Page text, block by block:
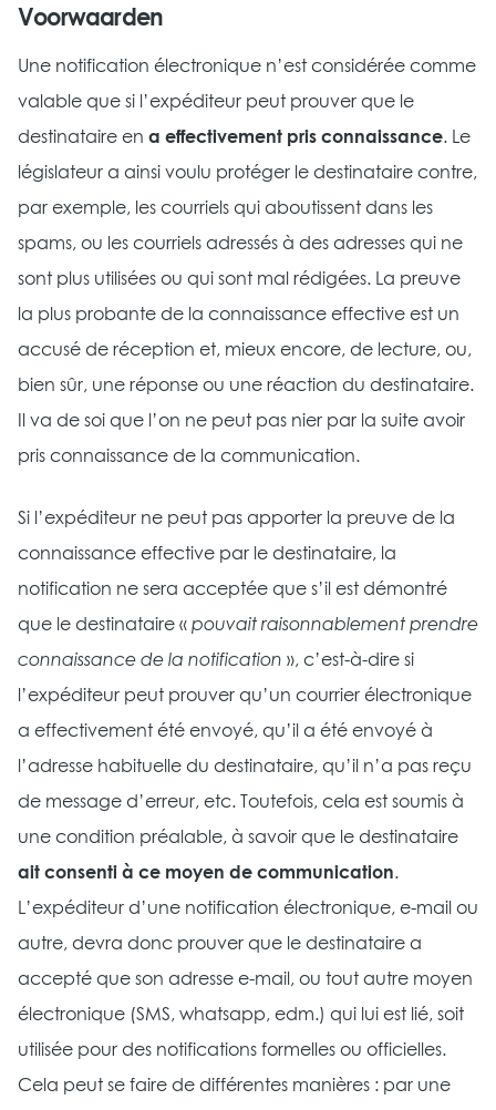
Voorwaarden
Une notification électronique n’est considérée comme
valable que si l’expéditeur peut prouver que le
destinataire en a effectivement pris connaissance. Le
législateur a ainsi voulu protéger le destinataire contre,
par exemple, les courriels qui aboutissent dans les
spams, ou les courriels adressés à des adresses qui ne
sont plus utilisées ou qui sont mal rédigées. La preuve
la plus probante de la connaissance effective est un
accusé de réception et, mieux encore, de lecture, ou,
bien sûr, une réponse ou une réaction du destinataire.
Il va de soi que l’on ne peut pas nier par la suite avoir
pris connaissance de la communication.
Si l’expéditeur ne peut pas apporter la preuve de la
connaissance effective par le destinataire, la
notification ne sera acceptée que s’il est démontré
que le destinataire « pouvait raisonnablement prendre
connaissance de la notification », c’est-à-dire si
l’expéditeur peut prouver qu’un courrier électronique
a effectivement été envoyé, qu’il a été envoyé à
l’adresse habituelle du destinataire, qu’il n’a pas reçu
de message d’erreur, etc. Toutefois, cela est soumis à
une condition préalable, à savoir que le destinataire
ait consenti à ce moyen de communication.
L’expéditeur d’une notification électronique, e-mail ou
autre, devra donc prouver que le destinataire a
accepté que son adresse e-mail, ou tout autre moyen
électronique (SMS, whatsapp, edm.) qui lui est lié, soit
utilisée pour des notifications formelles ou officielles.
Cela peut se faire de différentes manières : par une